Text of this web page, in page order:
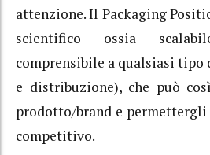
attenzione. Il Packaging
scientifico ossia
comprensibile a qualsiasi tipo
e distribuzione), che può
prodotto/brand e
competitivo.